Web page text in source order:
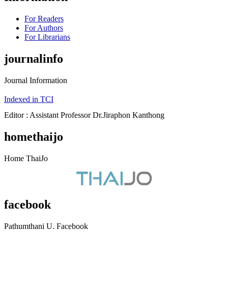
For Readers
For Authors
For Librarians
journalinfo
Journal Information
Indexed in TCI
Editor : Assistant Professor Dr.Jiraphon Kanthong
homethaijo
Home ThaiJo
facebook
Pathumthani U. Facebook